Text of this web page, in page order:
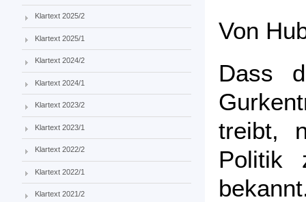
Klartext 2025/2
Klartext 2025/1
Klartext 2024/2
Klartext 2024/1
Klartext 2023/2
Klartext 2023/1
Klartext 2022/2
Klartext 2022/1
Klartext 2021/2
Von
Dass
treibt,
Politik